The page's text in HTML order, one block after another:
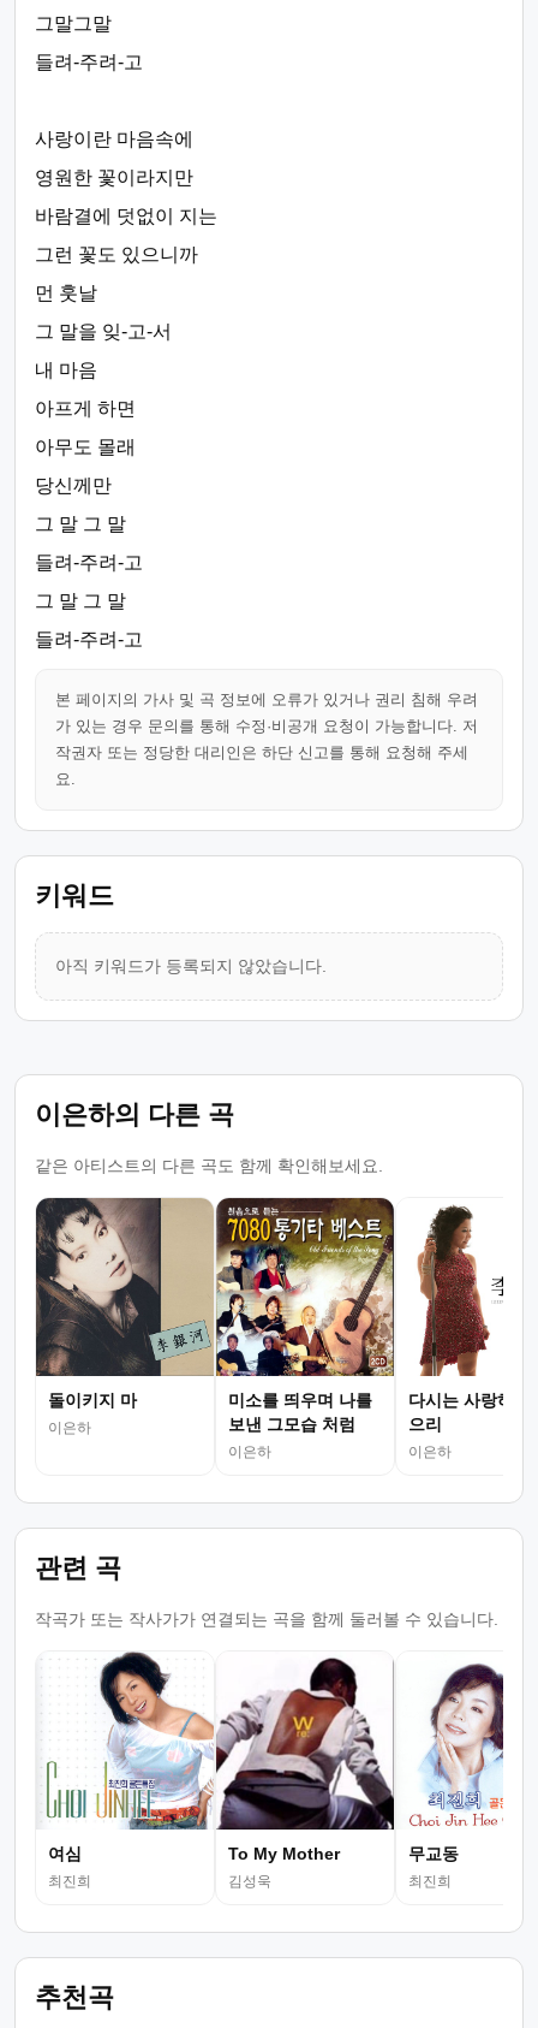
그말그말
들려-주려-고
사랑이란 마음속에
영원한 꽃이라지만
바람결에 덧없이 지는
그런 꽃도 있으니까
먼 훗날
그 말을 잊-고-서
내 마음
아프게 하면
아무도 몰래
당신께만
그 말 그 말
들려-주려-고
그 말 그 말
들려-주려-고
본 페이지의 가사 및 곡 정보에 오류가 있거나 권리 침해 우려
가 있는 경우 문의를 통해 수정·비공개 요청이 가능합니다. 저
작권자 또는 정당한 대리인은 하단 신고를 통해 요청해 주세
요.
키워드
아직 키워드가 등록되지 않았습니다.
이은하의 다른 곡
같은 아티스트의 다른 곡도 함께 확인해보세요.
돌이키지 마
이은하
미소를 띄우며 나를
보낸 그모습 처럼
이은하
다시는 사랑하지
으리
이은하
관련 곡
작곡가 또는 작사가가 연결되는 곡을 함께 둘러볼 수 있습니다.
여심
최진희
To My Mother
김성욱
무교동
최진희
추천곡